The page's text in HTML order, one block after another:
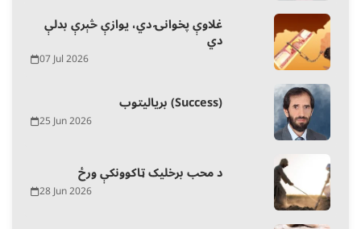
غلاوې پخوانۍ دي، یوازې څېرې بدلې
دي
07 Jul 2026
بریالیتوب (Success)
25 Jun 2026
د محب برخلیک ټاکوونکې ورځ
28 Jun 2026